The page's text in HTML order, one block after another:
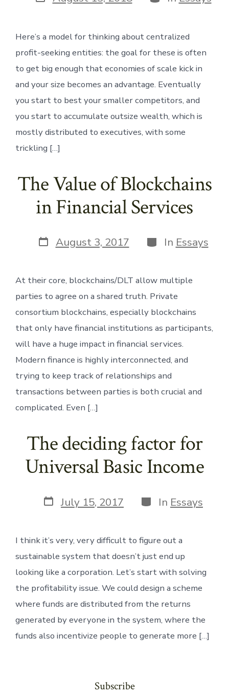
date
Here’s a model for thinking about centralized
profit-seeking entities: the goal for these is often
to get big enough that economies of scale kick in
and your size becomes an advantage. Eventually
you start to best your smaller competitors, and
you start to accumulate outsize wealth, which is
mostly distributed to executives, with some
trickling […]
The Value of Blockchains
in Financial Services
Post
date
August 3, 2017 Categories
In Essays
At their core, blockchains/DLT allow multiple
parties to agree on a shared truth. Private
consortium blockchains, especially blockchains
that only have financial institutions as participants,
will have a huge impact in financial services.
Modern finance is highly interconnected, and
trying to keep track of relationships and
transactions between parties is both crucial and
complicated. Even […]
The deciding factor for
Universal Basic Income
Post
date
July 15, 2017 Categories
In Essays
I think it’s very, very difficult to figure out a
sustainable system that doesn’t just end up
looking like a corporation. Let’s start with solving
the profitability issue. We could design a scheme
where funds are distributed from the returns
generated by everyone in the system, where the
funds also incentivize people to generate more […]
Subscribe